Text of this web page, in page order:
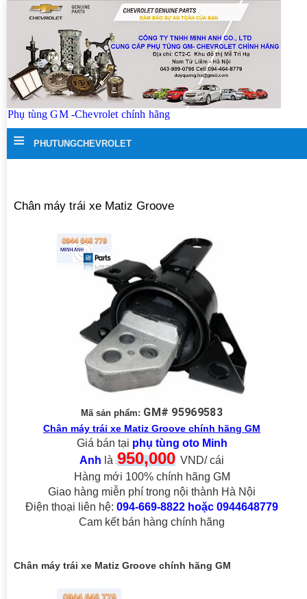
Phụ tùng GM -Chevrolet chính hãng
≡ PHUTUNGCHEVROLET
Chân máy trái xe Matiz Groove
Mã sản phẩm: GM# 95969583
Chân máy trái xe Matiz Groove chính hãng GM
Giá bán tại phụ tùng oto Minh
Anh là :950,000 VND/ cái
Hàng mới 100% chính hãng GM
Giao hàng miễn phí trong nội thành Hà Nội
Điện thoại liên hệ:094-669-8822 hoặc 0944648779
Cam kết bán hàng chính hãng
Chân máy trái xe Matiz Groove chính hãng GM